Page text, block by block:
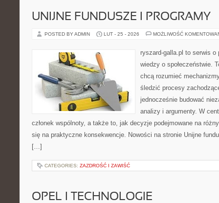
UNIJNE FUNDUSZE I PROGRAMY
POSTED BY ADMIN LUT - 25 - 2026 MOŻLIWOŚĆ
ryszard-galla.pl to serwis
wiedzy o społeczeństwie.
chcą rozumieć
śledzić procesy
jednocześnie budować
analizy i argumenty. W
członek wspólnoty, a także to, jak decyzje podejmowane na
się na praktyczne konsekwencje. Nowości na stronie Unijne
[…]
CATEGORIES: ZAZDROŚĆ I ZAWIŚĆ
OPEL I TECHNOLOGIE